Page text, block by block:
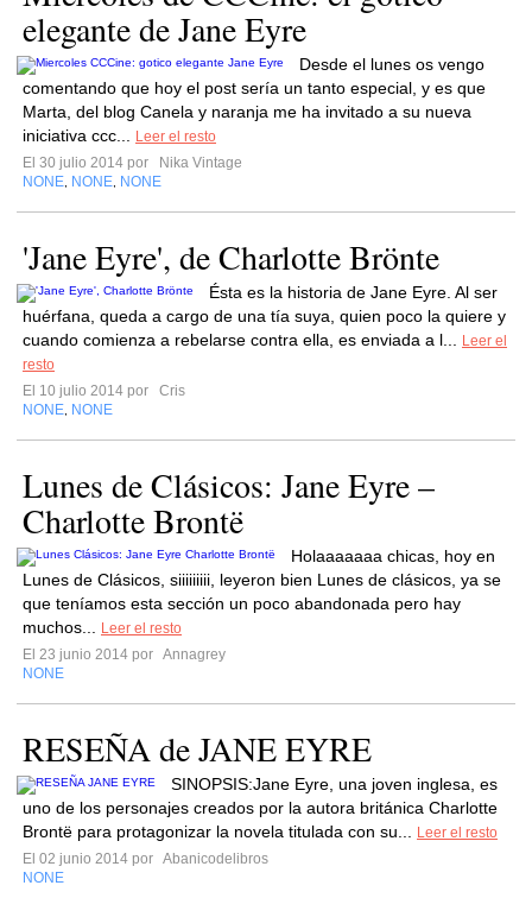
elegante de Jane Eyre
Desde el lunes os vengo
comentando que hoy el post sería un tanto especial, y es que
Marta, del blog Canela y naranja me ha invitado a su nueva
iniciativa ccc...
Leer el resto
El 30 julio 2014 por
Nika Vintage
NONE NONE NONE
'Jane Eyre', de Charlotte Brönte
Ésta es la historia de Jane Eyre. Al ser
huérfana, queda a cargo de una tía suya, quien poco la quiere y
cuando comienza a rebelarse contra ella, es enviada a l...
Leer el
resto
El 10 julio 2014 por
Cris
NONE NONE
Lunes de Clásicos: Jane Eyre –
Charlotte Brontë
Holaaaaaaa chicas, hoy en
Lunes de Clásicos, siiiiiiiii, leyeron bien Lunes de clásicos, ya se
que teníamos esta sección un poco abandonada pero hay
muchos...
Leer el resto
El 23 junio 2014 por Annagrey
NONE
RESEÑA de JANE EYRE
SINOPSIS:Jane Eyre, una joven inglesa, es
uno de los personajes creados por la autora británica Charlotte
Brontë para protagonizar la novela titulada con su...
Leer el resto
El 02 junio 2014 por Abanicodelibros
NONE